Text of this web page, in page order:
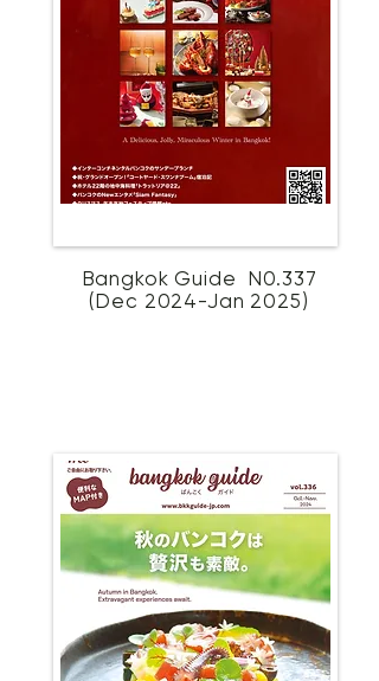
Bangkok Guide N0.337
(Dec 2024-Jan 2025)